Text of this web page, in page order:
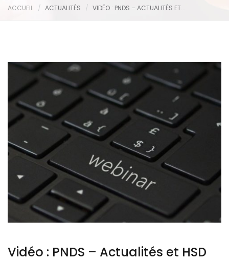
ACCUEIL ACTUALITÉS VIDÉO : PNDS – ACTUALITÉS ET...
Vidéo : PNDS – Actualités et HSD